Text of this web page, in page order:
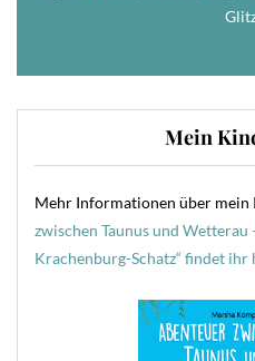
Mein
Mehr Informationen über mein
zwischen Taunus und
Krachenburg-Schatz“ findet ihr